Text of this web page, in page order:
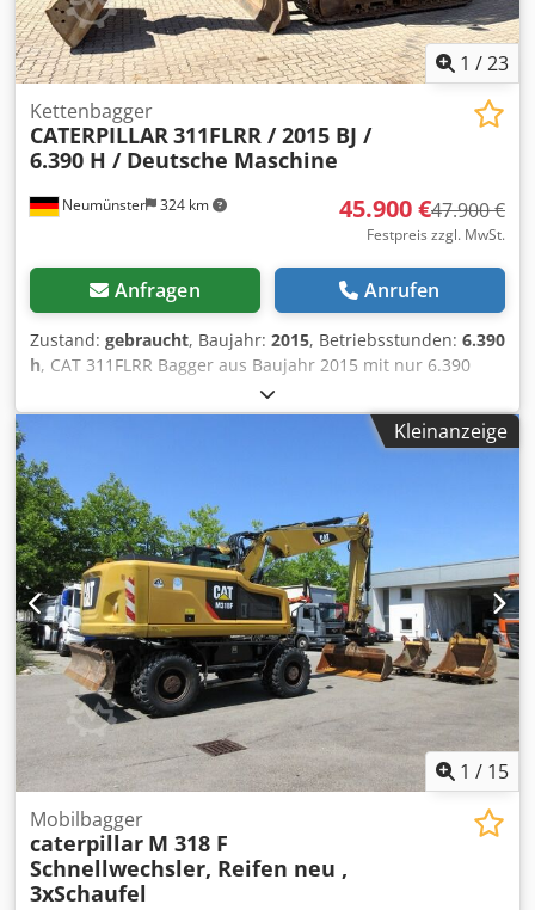
1 /23
Neumünster 324 km
Kettenbagger
CATERPILLAR311FLRR / 2015 BJ /
6.390 H / Deutsche Maschine
45.900 €47.900 €
Festpreis zzgl. MwSt.
Anfragen Anrufen
Zustand: gebraucht, Baujahr: 2015, Betriebsstunden: 6.390
h, CAT 311FLRR Bagger aus Baujahr 2015 mit nur 6.390
Betriebsstunden ! ----* Hersteller: CAT * Typ: 311FL RR *
Baujahr: 2015 * Abgelesene Betriebsstunden: ca. 6.390 *
Letzter Service bei ca. 5.960 Stunden * Inkl. hydraulischer
Schnellwechsler CW20 Cjdpfey Sdlzjx Agmerf * Inkl.
hydraulischer Gabenräumlöffel * Deutsche Maschine * 1.
Hand * Gummipads * Schild * Klima - A/C *
Rückfahrkamera * Verrohrt * Guter Zustand! * Laufwerk:
ca. 40-50% * Weitere Fotos und Video auf Anfrage (Whats
APP ERIK) * Preis: 45.900 Euro, netto + 19% MwSt. ---- Für
weitere Fragen bitte anrufen: For more question please
call: Erik Kortum: Whats App ?Alle Angaben ohne Gewähr
und Garantie, Irrtümer und Zwischenverkauf vorbehalten.
Kleinanzeige
1 / 15
Mobilbagger
caterpillar M 318 F
Schnellwechsler, Reifen neu ,
3xSchaufel